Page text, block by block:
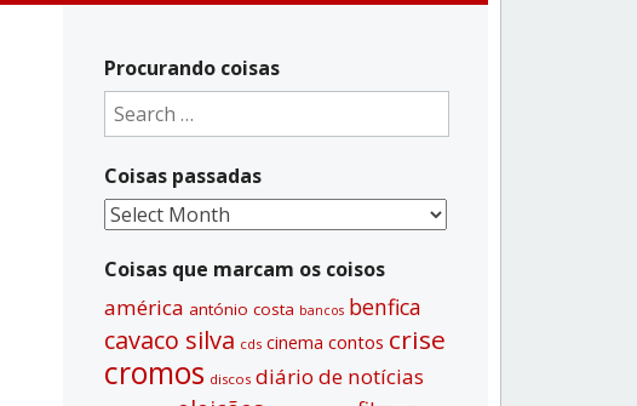
Procurando coisas
Search
for:
Coisas passadas
Coisas
Coisas que marcam os coisos
américa antónio costa bancos benfica
cavaco silva cds cinema contos crise
cromos discos diário de notí­cias